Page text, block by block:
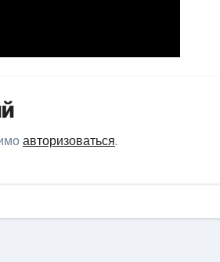
авторизоваться.